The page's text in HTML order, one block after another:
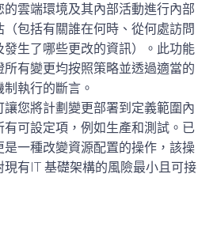
的雲端環境及其內部活動進行內部
（包括有關誰在何時、從何處訪問
發生了哪些更改的資訊）。此功能
所有變更均按照策略並透過適當的
執行的斷言。
讓您將計劃變更部署到定義範圍內
有可設定項，例如生產和測試。已
是一種改變資源配置的操作，該操
現有IT 基礎架構的風險最小且可接